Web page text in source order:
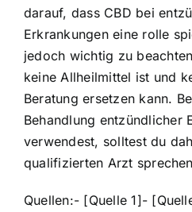
darauf, dass CBD bei
Erkrankungen eine rolle
jedoch wichtig zu
keine Allheilmittel ist und
Beratung ersetzen kann.
Behandlung entzündlicher
verwendest, solltest du
qualifizierten Arzt
Quellen:- [Quelle 1]-